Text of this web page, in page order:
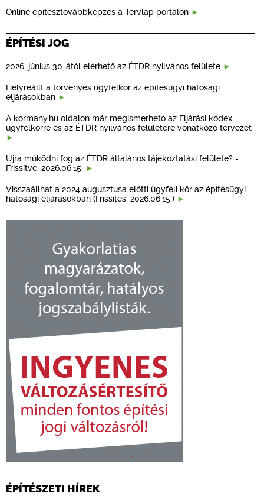
Online építésztovábbképzés a Tervlap portálon
ÉPÍTÉSI JOG
2026. június 30-ától elérhető az ÉTDR nyilvános felülete
Helyreállt a törvényes ügyfélkör az építésügyi hatósági
eljárásokban
A kormany.hu oldalon már megismerhető az Eljárási kódex
ügyfélkörre és az ÉTDR nyilvános felületére vonatkozó tervezet
Újra működni fog az ÉTDR általános tájékoztatási felülete? -
Frissítve: 2026.06.15.
Visszaállhat a 2024 augusztusa előtti ügyféli kör az építésügyi
hatósági eljárásokban (Frissítés: 2026.06.15.)
ÉPÍTÉSZETI HÍREK